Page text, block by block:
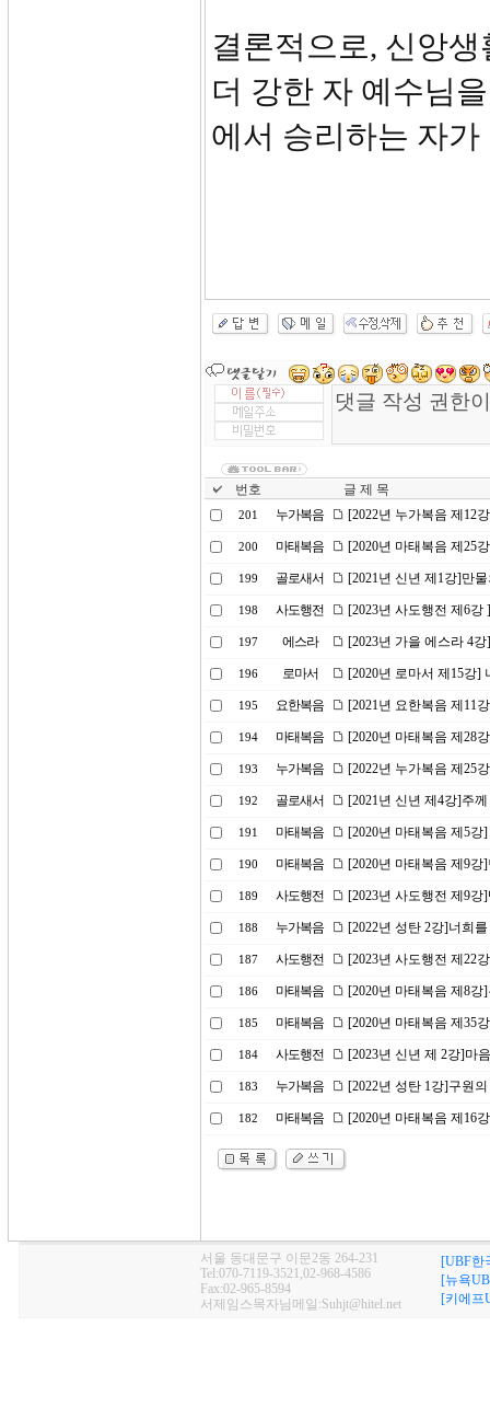
결론적으로, 신앙
더 강한 자 예수님
에서 승리하는 자
번호 글 제 목
201 누가복음 [2022년 누가복음 제12
200 마태복음 [2020년 마태복음 제25
199 골로새서 [2021년 신년 제1강]만
198 사도행전 [2023년 사도행전 제6
197 에스라 [2023년 가을 에스라 4
196 로마서 [2020년 로마서 제15강]
195 요한복음 [2021년 요한복음 제11
194 마태복음 [2020년 마태복음 제28
193 누가복음 [2022년 누가복음 제25
192 골로새서 [2021년 신년 제4강]주
191 마태복음 [2020년 마태복음 제5
190 마태복음 [2020년 마태복음 제9
189 사도행전 [2023년 사도행전 제9
188 누가복음 [2022년 성탄 2강]너희
187 사도행전 [2023년 사도행전 제22
186 마태복음 [2020년 마태복음 제8
185 마태복음 [2020년 마태복음 제35
184 사도행전 [2023년 신년 제 2강]마
183 누가복음 [2022년 성탄 1강]구원
182 마태복음 [2020년 마태복음 제16
서울 동대문구 이문2동 264-231
Tel:070-7119-3521,02-968-4586
Fax:02-965-8594
서제임스목자님메일:Suhjt@hitel.net
[UBF한
[뉴욕
[키에프